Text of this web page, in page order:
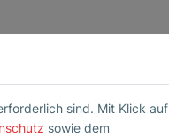
von
müssen
sind. Mit Klick auf
sowie dem